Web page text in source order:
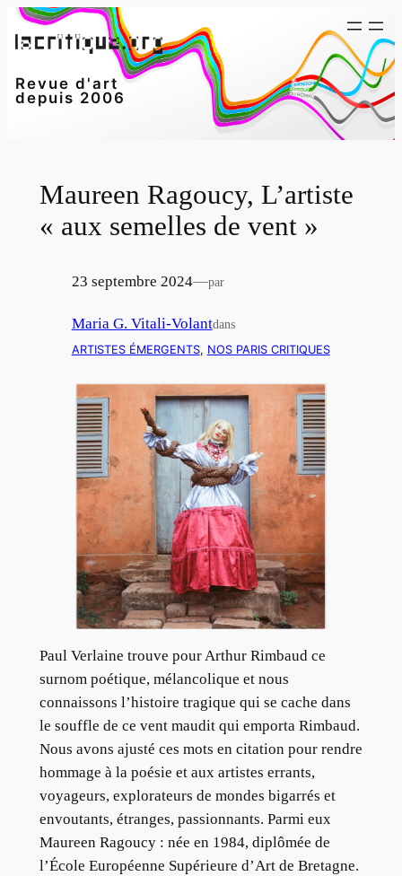
Aller
au
Revue d'art
depuis 2006
Maureen Ragoucy, L’artiste
« aux semelles de vent »
23 septembre 2024—par
Maria G. Vitali-Volantdans
ARTISTES ÉMERGENTS, NOS PARIS CRITIQUES
Paul Verlaine trouve pour Arthur Rimbaud ce
surnom poétique, mélancolique et nous
connaissons l’histoire tragique qui se cache dans
le souffle de ce vent maudit qui emporta Rimbaud.
Nous avons ajusté ces mots en citation pour rendre
hommage à la poésie et aux artistes errants,
voyageurs, explorateurs de mondes bigarrés et
envoutants, étranges, passionnants. Parmi eux
Maureen Ragoucy : née en 1984, diplômée de
l’École Européenne Supérieure d’Art de Bretagne.